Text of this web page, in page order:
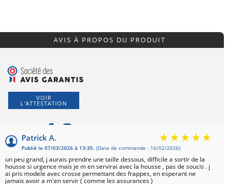
AVIS À PROPOS DU PRODUIT
VOIR
L'ATTESTATION
4,9
Patrick A.
Publié le 07/03/2026 à 13:35. (Date de commande : 16/02/2026)
un peu grand, j aurais prendre une taille dessous, difficile a sortir de la
housse si urgence mais je m en servirai avec la housse , pas de soucis . j
ai pris modele avec crosse permettant des frappes, en esperant ne
jamais avoir a m'en servir ( comme les assurances )